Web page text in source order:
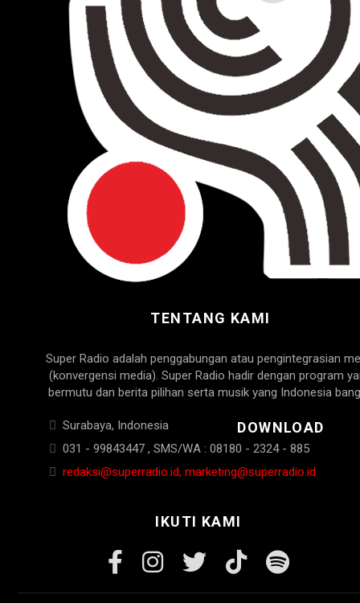
TENTANG KAMI
Super Radio adalah penggabungan atau pengintegrasian
(konvergensi media). Super Radio hadir dengan program
bermutu dan berita pilihan serta musik yang Indonesia
Surabaya, Indonesia
031 - 99843447 , SMS/WA : 08180 - 2324 - 885
redaksi@superradio.id, marketing@superradio.id
DOWNLOAD
IKUTI KAMI